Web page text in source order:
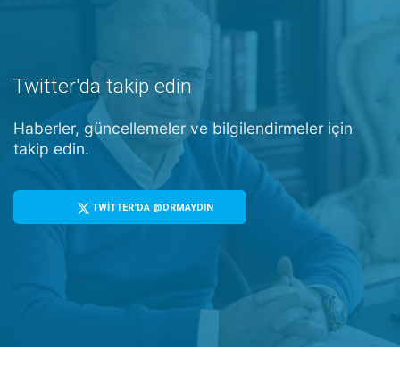
Twitter'da takip edin
Haberler, güncellemeler ve bilgilendirmeler için
takip edin.
TWİTTER'DA @DRMAYDIN